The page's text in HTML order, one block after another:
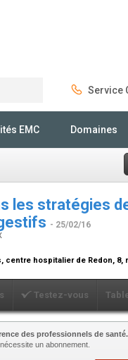
Service
EMC Domaines
les stratégies
- 25/02/16
hospitalier de Redon, 8,
Testez-vous
des professionnels de santé.
un abonnement.